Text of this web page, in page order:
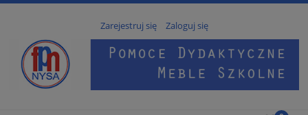
Zarejestruj się Zaloguj się